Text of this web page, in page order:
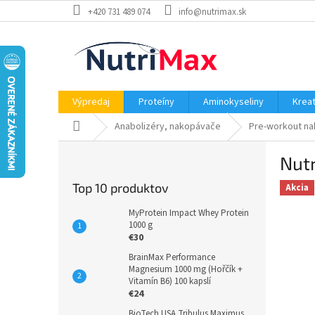
na
+420 731 489 074 info@nutrimax.sk
Výpredaj Proteíny Aminokyseliny
DomovAnabolizéry, nakopávače Pre-workout
Top 10 produktov
MyProtein Impact Whey Protein
1000 g
€30
BrainMax Performance
Magnesium 1000 mg (Hořčík +
Vitamín B6) 100 kapslí
€24
Akcia